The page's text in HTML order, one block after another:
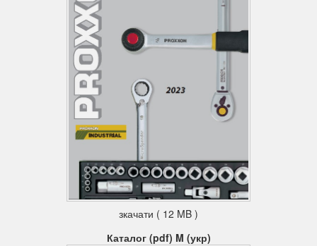
зкачати ( 12 MB )
Каталог (pdf) M (укр)